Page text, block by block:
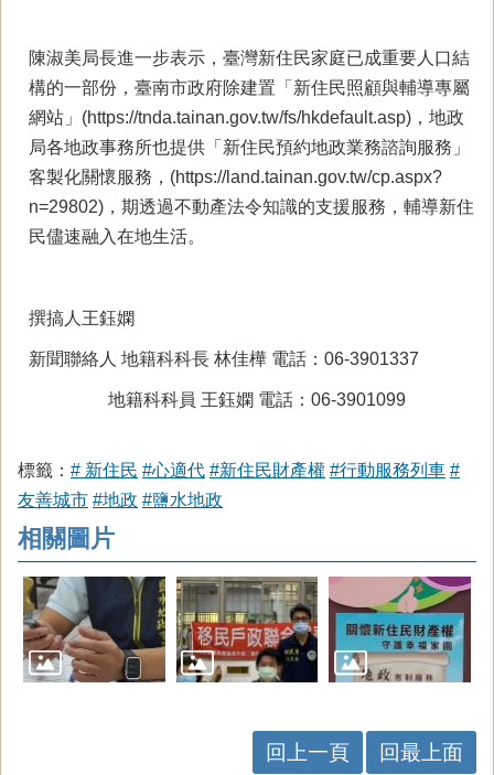
陳淑美局長進一步表示，臺灣新住民家庭已成重要人口結
構的一部份，臺南市政府除建置「新住民照顧與輔導專屬
網站」(https://tnda.tainan.gov.tw/fs/hkdefault.asp)，地政
局各地政事務所也提供「新住民預約地政業務諮詢服務」
客製化關懷服務，(https://land.tainan.gov.tw/cp.aspx?
n=29802)，期透過不動產法令知識的支援服務，輔導新住
民儘速融入在地生活。
撰搞人王鈺嫻
新聞聯絡人 地籍科科長 林佳樺 電話：06-3901337
地籍科科員 王鈺嫻 電話：06-3901099
標籤： # 新住民 #心適代 #新住民財產權 #行動服務列車 #
友善城市 #地政 #鹽水地政
相關圖片
回上一頁 回最上面